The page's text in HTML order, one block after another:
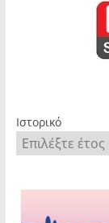
Ιστορικό